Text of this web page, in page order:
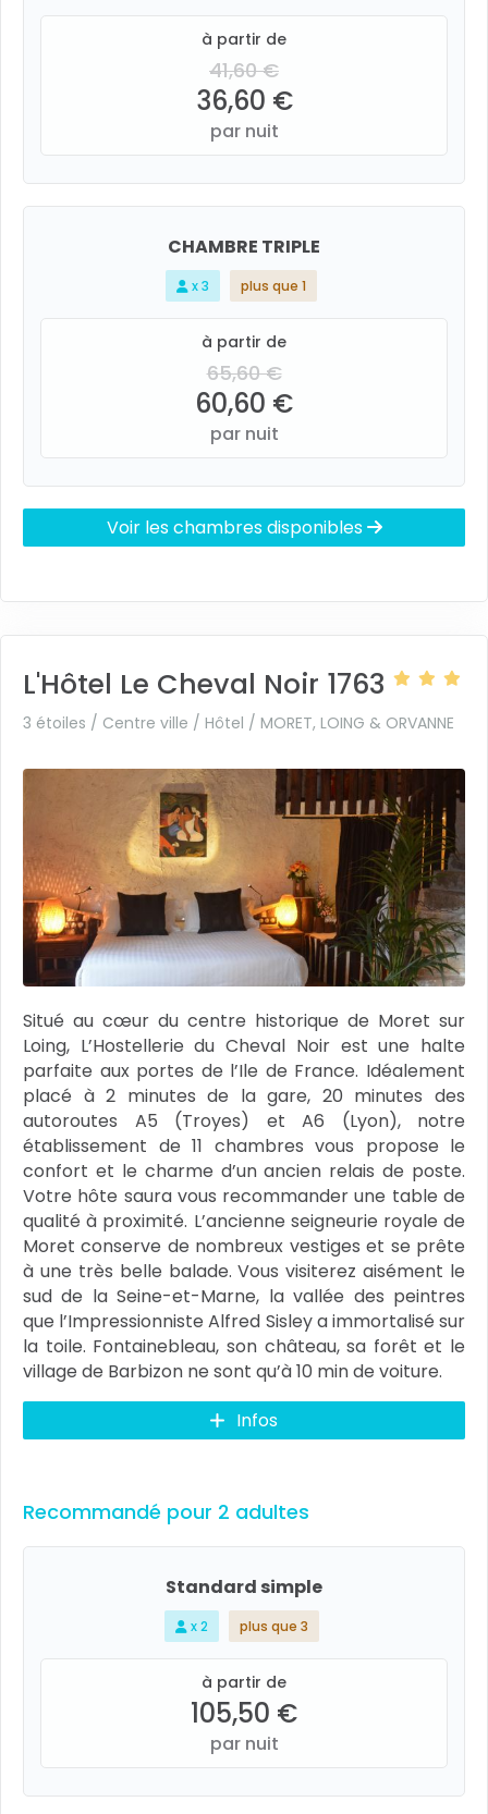
à partir de
41,60 €
36,60 €
par nuit
CHAMBRE TRIPLE
x 3 plus que 1
à partir de
65,60 €
60,60 €
par nuit
Voir les chambres disponibles
L'Hôtel Le Cheval Noir 1763
3 étoiles / Centre ville / Hôtel / MORET, LOING & ORVANNE
Situé au cœur du centre historique de Moret sur
Loing, L’Hostellerie du Cheval Noir est une halte
parfaite aux portes de l’Ile de France. Idéalement
placé à 2 minutes de la gare, 20 minutes des
autoroutes A5 (Troyes) et A6 (Lyon), notre
établissement de 11 chambres vous propose le
confort et le charme d’un ancien relais de poste.
Votre hôte saura vous recommander une table de
qualité à proximité. L’ancienne seigneurie royale de
Moret conserve de nombreux vestiges et se prête
à une très belle balade. Vous visiterez aisément le
sud de la Seine-et-Marne, la vallée des peintres
que l’Impressionniste Alfred Sisley a immortalisé sur
la toile. Fontainebleau, son château, sa forêt et le
village de Barbizon ne sont qu’à 10 min de voiture.
Infos
Recommandé pour 2 adultes
Standard simple
x 2 plus que 3
à partir de
105,50 €
par nuit